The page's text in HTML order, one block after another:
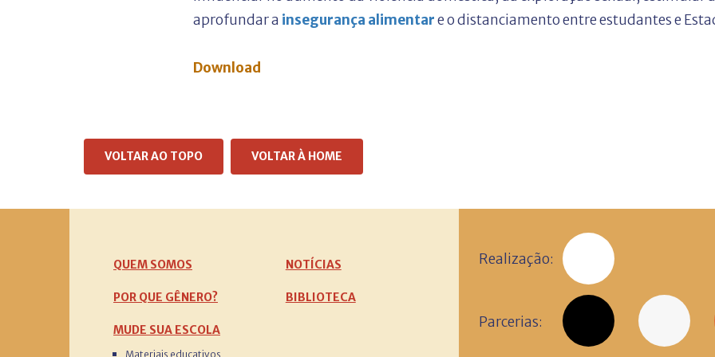
aprofundar a insegurança alimentare o distanciamento entre estudantes e
Download
VOLTAR AO TOPO VOLTAR À HOME
QUEM SOMOS
POR QUE GÊNERO?
MUDE SUA ESCOLA
Materiais educativos
NOTÍCIAS
BIBLIOTECA
Realização:
Parcerias: